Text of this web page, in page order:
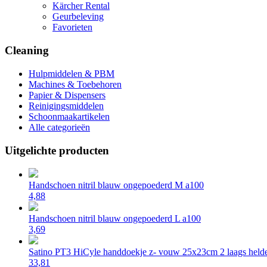
Kärcher Rental
Geurbeleving
Favorieten
Cleaning
Hulpmiddelen & PBM
Machines & Toebehoren
Papier & Dispensers
Reinigingsmiddelen
Schoonmaakartikelen
Alle categorieën
Uitgelichte producten
Handschoen nitril blauw ongepoederd M a100
4,88
Handschoen nitril blauw ongepoederd L a100
3,69
Satino PT3 HiCyle handdoekje z- vouw 25x23cm 2 laags
33,81